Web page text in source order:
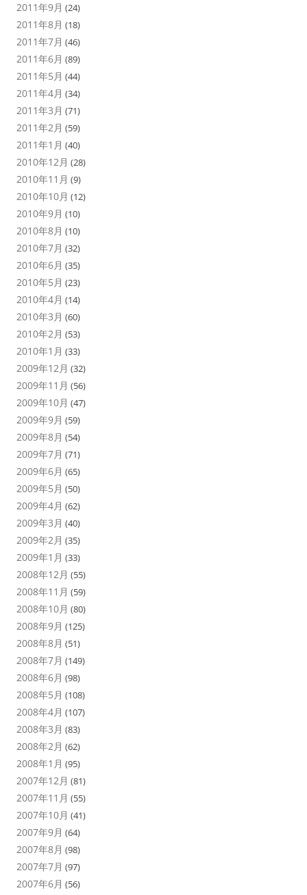
2011年9月 (24)
2011年8月 (18)
2011年7月 (46)
2011年6月 (89)
2011年5月 (44)
2011年4月 (34)
2011年3月 (71)
2011年2月 (59)
2011年1月 (40)
2010年12月 (28)
2010年11月 (9)
2010年10月 (12)
2010年9月 (10)
2010年8月 (10)
2010年7月 (32)
2010年6月 (35)
2010年5月 (23)
2010年4月 (14)
2010年3月 (60)
2010年2月 (53)
2010年1月 (33)
2009年12月 (32)
2009年11月 (56)
2009年10月 (47)
2009年9月 (59)
2009年8月 (54)
2009年7月 (71)
2009年6月 (65)
2009年5月 (50)
2009年4月 (62)
2009年3月 (40)
2009年2月 (35)
2009年1月 (33)
2008年12月 (55)
2008年11月 (59)
2008年10月 (80)
2008年9月 (125)
2008年8月 (51)
2008年7月 (149)
2008年6月 (98)
2008年5月 (108)
2008年4月 (107)
2008年3月 (83)
2008年2月 (62)
2008年1月 (95)
2007年12月 (81)
2007年11月 (55)
2007年10月 (41)
2007年9月 (64)
2007年8月 (98)
2007年7月 (97)
2007年6月 (56)